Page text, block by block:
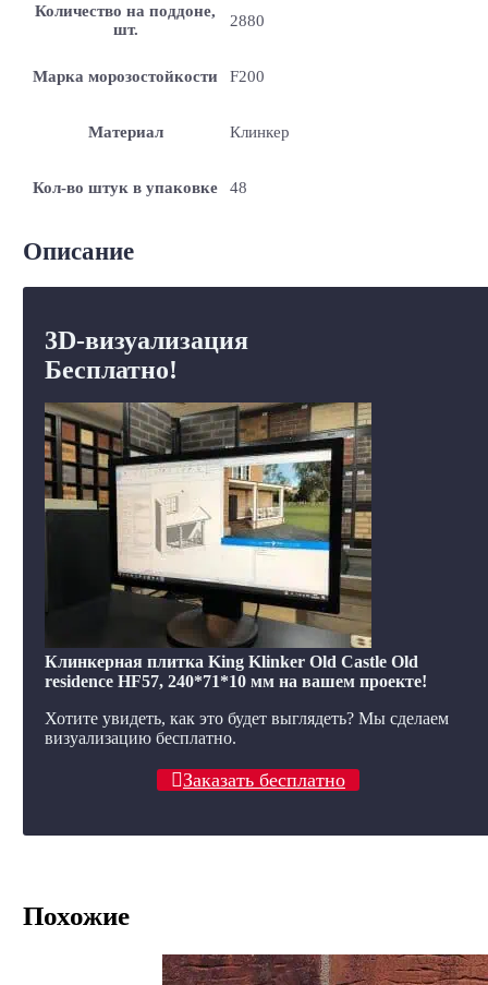
Количество на поддоне,
шт.
2880
Марка морозостойкости F200
Материал Клинкер
Кол-во штук в упаковке 48
Описание
3D-визуализация
Бесплатно!
Клинкерная плитка King Klinker Old Castle Old
residence HF57, 240*71*10 мм на вашем проекте!
Хотите увидеть, как это будет выглядеть? Мы сделаем
визуализацию бесплатно.
Заказать бесплатно
Похожие